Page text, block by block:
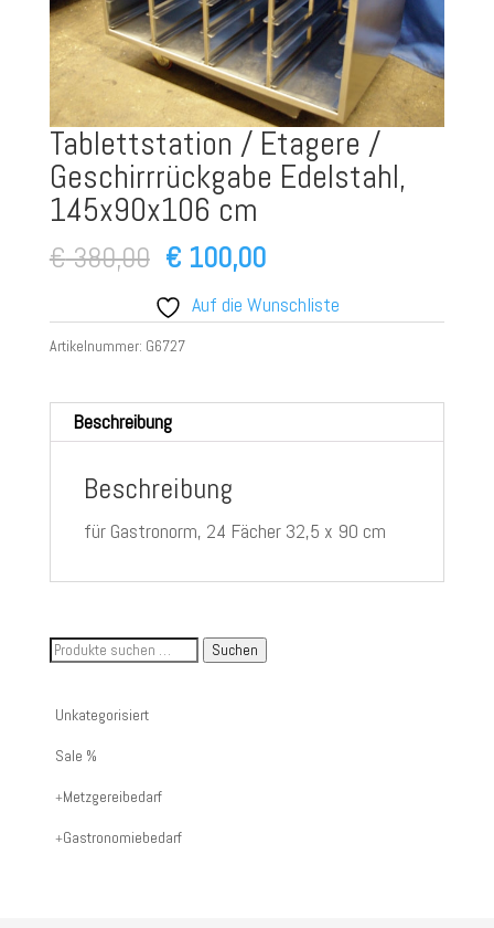
Tablettstation / Etagere /
Geschirrrückgabe Edelstahl,
145x90x106 cm
€380,00 Ursprünglicher
Preis
war:
€ 380,00
€ 100,00Aktueller
Preis
ist:
Auf die Wunschliste
Artikelnummer: G6727
Beschreibung
Beschreibung
für Gastronorm, 24 Fächer 32,5 x 90 cm
Suche
Artikelnummer
oder
Suchen
Unkategorisiert
Sale %
Metzgereibedarf
Gastronomiebedarf